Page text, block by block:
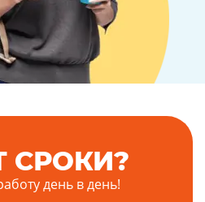
СРОКИ?
день в день!